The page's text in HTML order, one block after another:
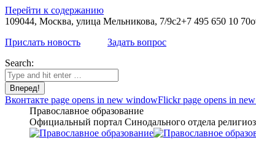
Перейти к содержанию
109044, Москва, улица Мельникова, 7/9с2+7 495 650 10 70
Прислать новость
Задать вопрос
Search:
Вконтакте page opens in new windowFlickr page opens in
Православное образование
Официальный портал Синодального отдела